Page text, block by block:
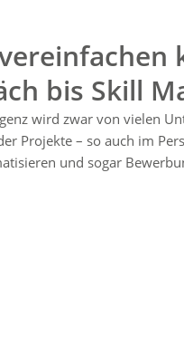
bis Skill
wird zwar von vielen
Projekte – so auch im
und sogar